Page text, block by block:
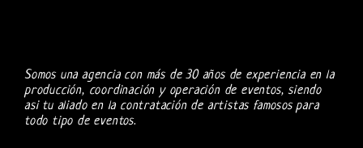
Somos una agencia con más de 30 años de experiencia en la
producción, coordinación y operación de eventos, siendo
asi tu aliado en la contratación de artistas famosos para
todo tipo de eventos.